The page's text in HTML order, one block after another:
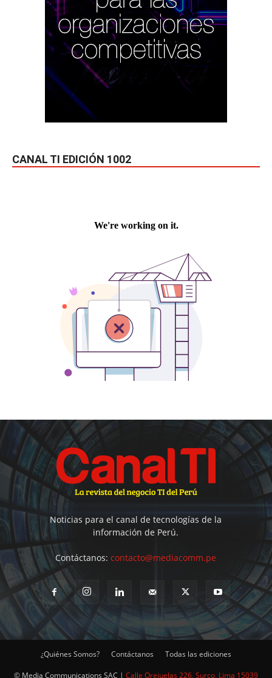
CANAL TI EDICIÓN 1002
Noticias para el canal de tecnologías de la
información de Perú.
Contáctanos:contacto@mediacomm.pe
¿Quiénes Somos? Contáctanos Todas las ediciones
© Media Communications SAC | Calle Orejuelas 226, Surco, Lima 15039